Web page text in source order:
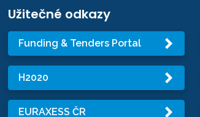
Užitečné odkazy
Funding & Tenders Portal
H2020
EURAXESS ČR